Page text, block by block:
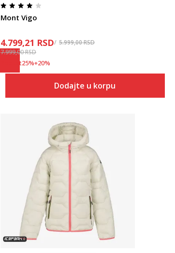
Mont Vigo
4.799,21 RSD 5.999,00RSD
7.999,00RSD
Popust25%+20%
Dodajte u korpu